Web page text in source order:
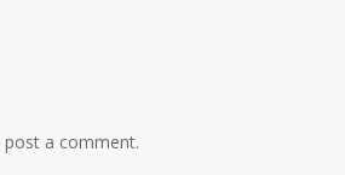
a comment.